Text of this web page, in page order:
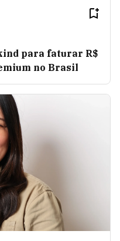
para faturar R$
no Brasil